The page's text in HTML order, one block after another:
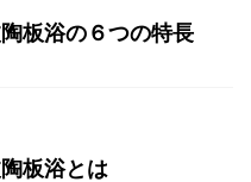
板浴の６つの特長
板浴とは